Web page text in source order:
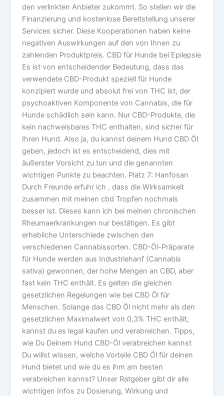
den verlinkten Anbieter zukommt. So stellen wir die
Finanzierung und kostenlose Bereitstellung unserer
Services sicher. Diese Kooperationen haben keine
negativen Auswirkungen auf den von Ihnen zu
zahlenden Produktpreis. CBD für Hunde bei Epilepsie
Es ist von entscheidender Bedeutung, dass das
verwendete CBD-Produkt speziell für Hunde
konzipiert wurde und absolut frei von THC ist, der
psychoaktiven Komponente von Cannabis, die für
Hunde schädlich sein kann. Nur CBD-Produkte, die
kein nachweisbares THC enthalten, sind sicher für
Ihren Hund. Also ja, du kannst deinem Hund CBD Öl
geben, jedoch ist es entscheidend, dies mit
äußerster Vorsicht zu tun und die genannten
wichtigen Punkte zu beachten. Platz 7: Hanfosan
Durch Freunde erfuhr ich , dass die Wirksamkeit
zusammen mit meinen cbd Tropfen nochmals
besser ist. Dieses kann ich bei meinen chronischen
Rheumaerkrankungen nur bestätigen. Es gibt
erhebliche Unterschiede zwischen den
verschiedenen Cannabissorten. CBD-Öl-Präparate
für Hunde werden aus Industriehanf (Cannabis
sativa) gewonnen, der hohe Mengen an CBD, aber
fast kein THC enthält. Es gelten die gleichen
gesetzlichen Regelungen wie bei CBD Öl für
Menschen. Solange das CBD Öl nicht mehr als den
gesetzlichen Maximalwert von 0,3% THC enthält,
kannst du es legal kaufen und verabreichen. Tipps,
wie Du Deinem Hund CBD-Öl verabreichen kannst
Du willst wissen, welche Vorteile CBD Öl für deinen
Hund bietet und wie du es ihm am besten
verabreichen kannst? Unser Ratgeber gibt dir alle
wichtigen Infos zu Dosierung, Wirkung und